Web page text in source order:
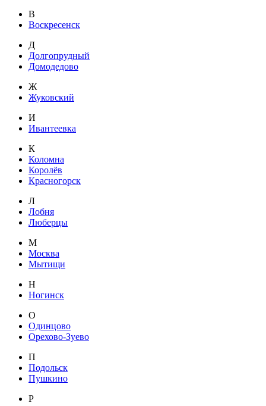
В
Воскресенск
Д
Долгопрудный
Домодедово
Ж
Жуковский
И
Ивантеевка
К
Коломна
Королёв
Красногорск
Л
Лобня
Люберцы
М
Москва
Мытищи
Н
Ногинск
О
Одинцово
Орехово-Зуево
П
Подольск
Пушкино
Р